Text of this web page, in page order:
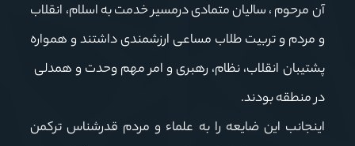
آن مرحوم ، سالیان متمادی درمسیر خدمت به اسلام، انقلاب
و مردم و تربیت طلاب مساعی ارزشمندی داشتند و همواره
پشتیبان انقلاب، نظام، رهبری و امر مهم وحدت و همدلی
در منطقه بودند.
اینجانب این ضایعه را به علماء و مردم قدرشناس ترکمن